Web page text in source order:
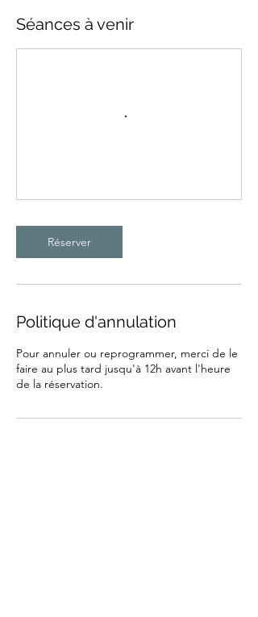
Séances à venir
Réserver
Politique d'annulation
Pour annuler ou reprogrammer, merci de le
faire au plus tard jusqu'à 12h avant l'heure
de la réservation.